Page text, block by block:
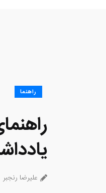
راهنما
علیرضا رنجبر